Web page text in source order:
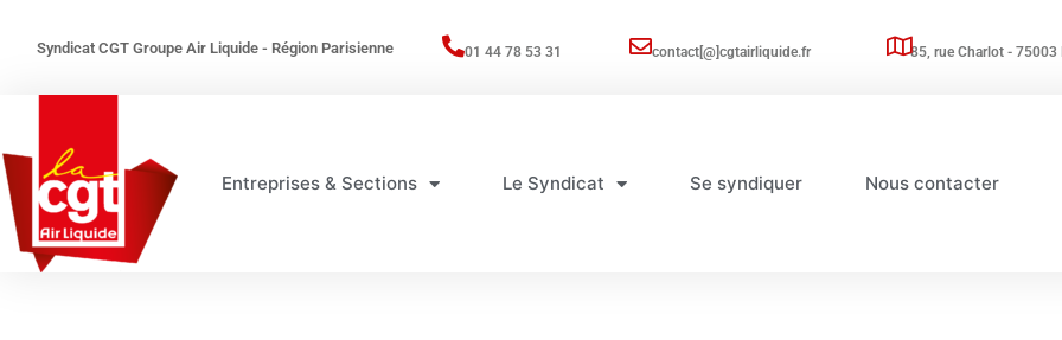
Syndicat CGT Groupe Air Liquide - Région Parisienne 01 44 78 53 31 contact[@]cgtairliquide.fr 85, rue Charlot - 75003
Entreprises & Sections Le Syndicat Se syndiquer Nous contacter